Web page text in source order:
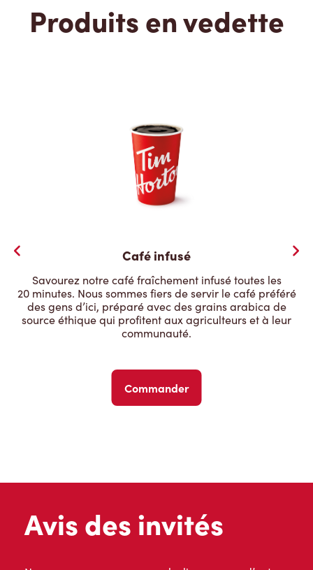
Produits en vedette
Café infusé
Savourez notre café fraîchement infusé toutes les
20 minutes. Nous sommes fiers de servir le café préféré
des gens d’ici, préparé avec des grains arabica de
source éthique qui profitent aux agriculteurs et à leur
communauté.
Commander
Avis des invités